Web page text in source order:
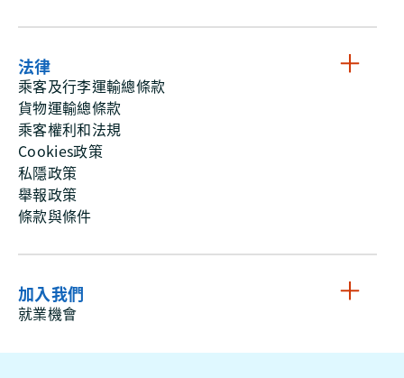
法律
乘客及行李運輸總條款
貨物運輸總條款
乘客權利和法規
Cookies政策
私隱政策
舉報政策
條款與條件
加入我們
就業機會